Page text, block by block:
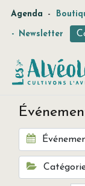
Agenda -
- Newsletter